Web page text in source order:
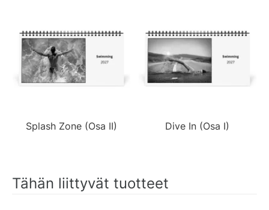
Splash Zone (Osa II) Dive In (Osa I)
Tähän liittyvät tuotteet